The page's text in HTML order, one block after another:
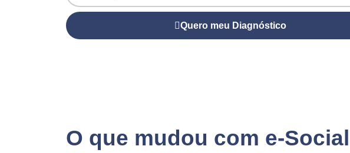
Quero meu Diagnóstico
O que mudou com e-